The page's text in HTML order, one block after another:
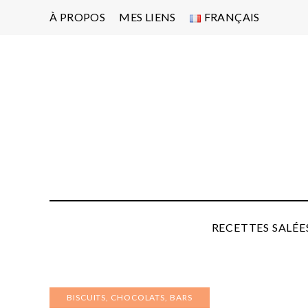
À PROPOS MES LIENS FRANÇAIS
RECETTES
BISCUITS, CHOCOLATS, BARS